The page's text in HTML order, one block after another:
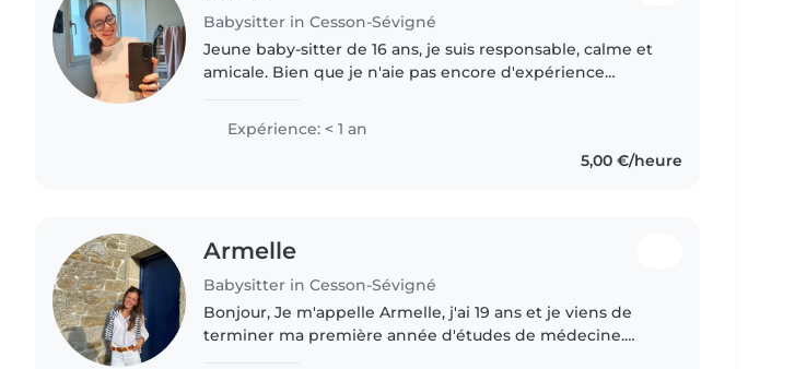
Babysitter in Cesson-Sévigné
Jeune baby-sitter de 16 ans, je suis responsable, calme et
amicale. Bien que je n'aie pas encore d'expérience
lecture à..
Expérience: < 1 an
5,00 €/heure
Armelle
Babysitter in Cesson-Sévigné
Bonjour, Je m'appelle Armelle, j'ai 19 ans et je viens de
terminer ma première année d'études de médecine.